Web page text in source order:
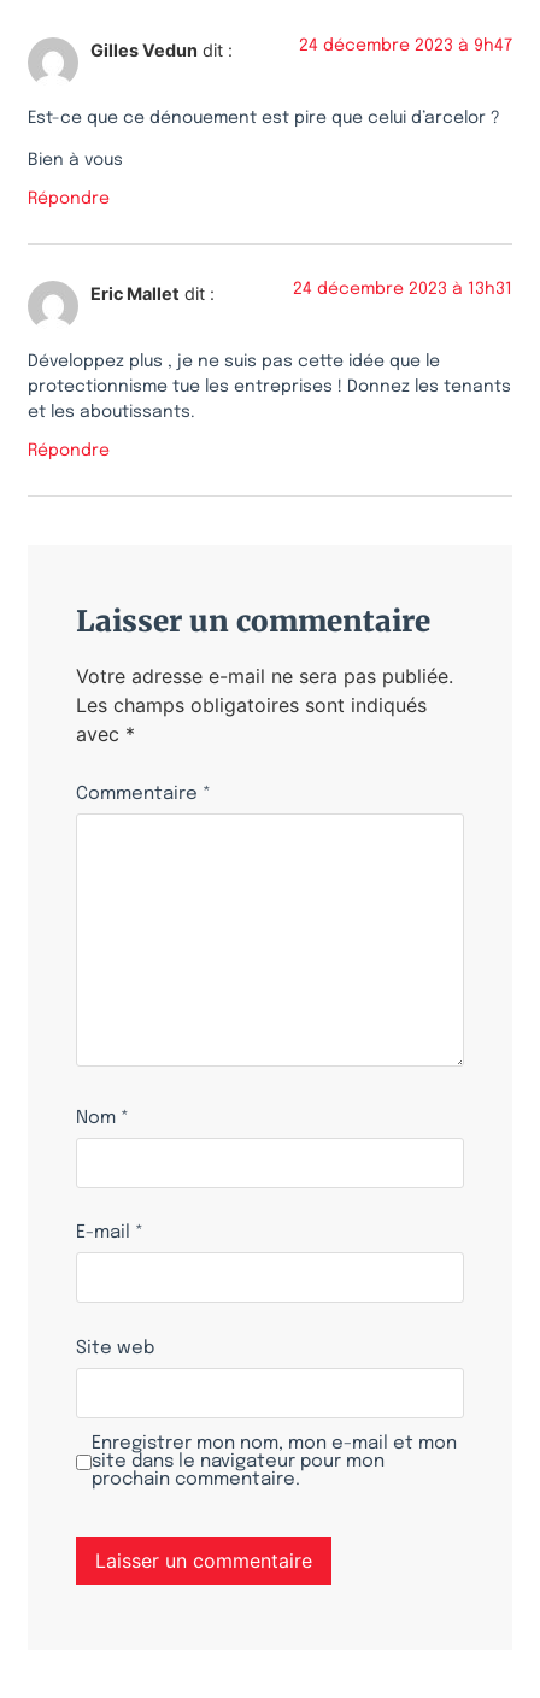
Gilles Vedun dit : 24 décembre 2023 à 9h47
Est-ce que ce dénouement est pire que celui d’arcelor ?
Bien à vous
Répondre
Eric Mallet dit : 24 décembre 2023 à 13h31
Développez plus , je ne suis pas cette idée que le
protectionnisme tue les entreprises ! Donnez les tenants
et les aboutissants.
Répondre
Laisser un commentaire
Votre adresse e-mail ne sera pas publiée.
Les champs obligatoires sont indiqués
avec *
Commentaire *
Nom *
E-mail *
Site web
Enregistrer mon nom, mon e-mail et mon
site dans le navigateur pour mon
prochain commentaire.